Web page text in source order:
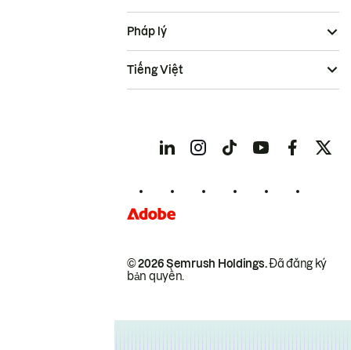
© 2026 Semrush Holdings.Đã đăng ký
bản quyền.
Pháp lý
Tiếng Việt